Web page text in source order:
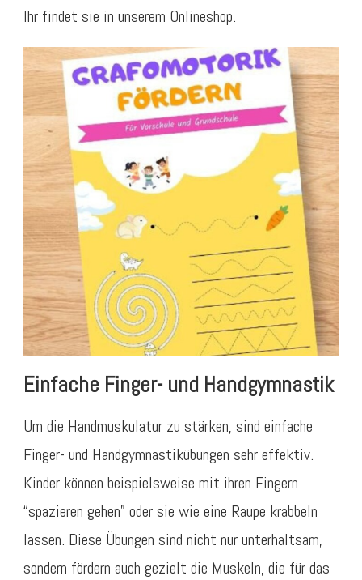
Ihr findet sie in unserem Onlineshop.
Einfache Finger- und Handgymnastik
Um die Handmuskulatur zu stärken, sind einfache
Finger- und Handgymnastikübungen sehr effektiv.
Kinder können beispielsweise mit ihren Fingern
“spazieren gehen” oder sie wie eine Raupe krabbeln
lassen. Diese Übungen sind nicht nur unterhaltsam,
sondern fördern auch gezielt die Muskeln, die für das